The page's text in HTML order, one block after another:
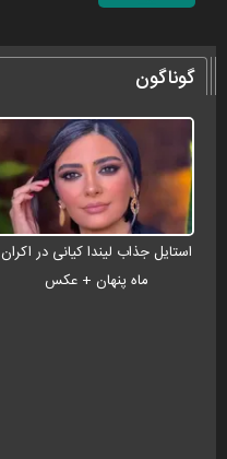
گوناگون
استایل جذاب لیندا کیانی در اکران
ماه پنهان + عکس